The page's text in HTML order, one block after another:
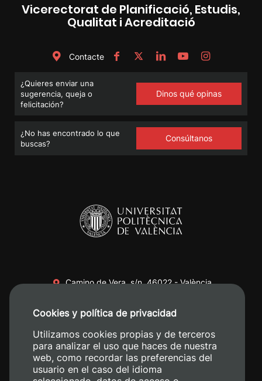
Vicerectorat de Planificació, Estudis,
Qualitat i Acreditació
Contacte
¿Quieres enviar una
sugerencia, queja o
felicitación?
Dinos qué opinas
¿No has encontrado lo que
buscas?
Consúltanos
Camino de Vera, s/n. 46022 - València
+34 620 04 00 50
Cookies y política de privacidad
Utilizamos cookies propias y de terceros
para analizar el uso que haces de nuestra
web, como recordar las preferencias del
usuario en el caso del idioma